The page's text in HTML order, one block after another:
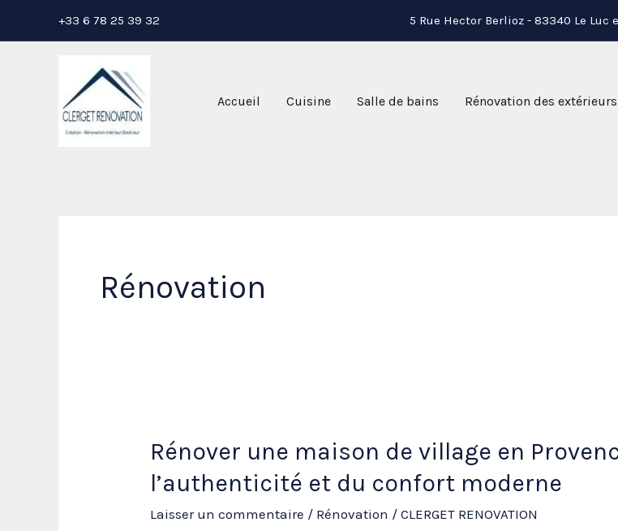
au
+33 6 78 25 39 32 5 Rue Hector Berlioz - 83340 Le Luc
Accueil Cuisine Salle de bains Rénovation des extérieurs
Rénovation
Rénover une maison de village en
l’authenticité et du confort moderne
Laisser un commentaire / Rénovation /CLERGET RENOVATION